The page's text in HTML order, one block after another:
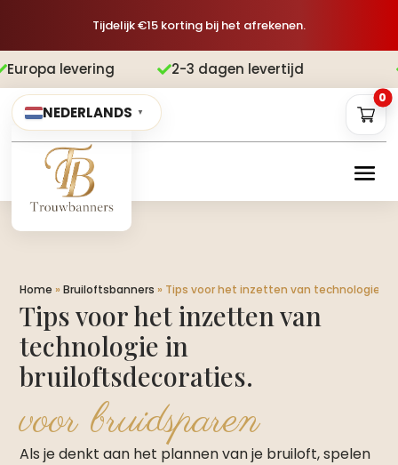
Tijdelijk €15 korting bij het afrekenen.
2-3 dagen levertijd  Gratis
NEDERLANDS ▼
0
Home »Bruiloftsbanners » Tips voor het inzetten van technologie
Tips voor het inzetten van
technologie in
bruiloftsdecoraties.​
voor bruidsparen
Als je denkt aan het plannen van je bruiloft, spelen